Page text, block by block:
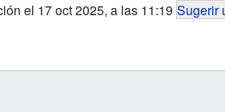
el 17 oct 2025, a las 11:19 Sugerir